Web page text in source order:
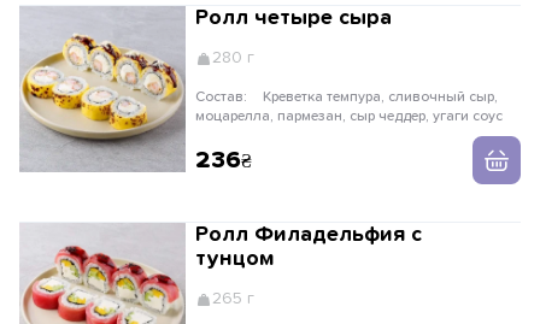
Ролл четыре сыра
280 г
Состав:
моцарелла, пармезан, сыр чеддер, угаги соус
236
Ролл Филадельфия с
тунцом
265 г